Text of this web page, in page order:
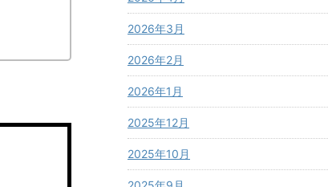
2026年3月
2026年2月
2026年1月
2025年12月
2025年10月